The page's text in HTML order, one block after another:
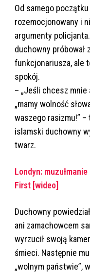
Od samego początku
rozemocjonowany i
argumenty
duchowny próbował
funkcjonariusza, ale
spokój.
– „Jeśli chcesz
„mamy wolność
waszego rasizmu!”
islamski duchowny
twarz.
Londyn:
First [wideo]
Duchowny
ani zamachowcem
wyrzucił swoją
śmieci. Następnie
„wolnym państwie”,